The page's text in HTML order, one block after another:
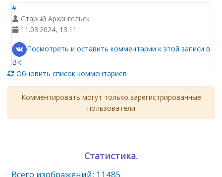
#
Старый Архангельск
11.03.2024, 13:11
Посмотреть и оставить комментарии к этой записи в
ВК
Обновить список комментариев
Комментировать могут только зарегистрированные
пользователи
Статистика.
Всего изображений: 11485